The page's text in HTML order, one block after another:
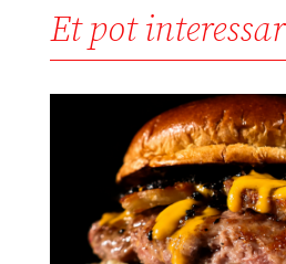
Et pot interessar